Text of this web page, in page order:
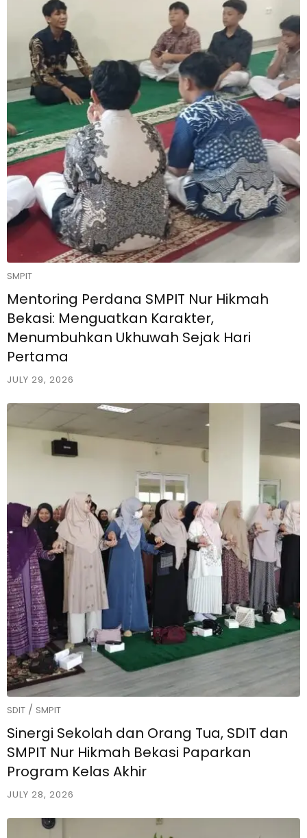
SMPIT
Mentoring Perdana SMPIT Nur Hikmah
Bekasi: Menguatkan Karakter,
Menumbuhkan Ukhuwah Sejak Hari
Pertama
JULY 29, 2026
SDIT / SMPIT
Sinergi Sekolah dan Orang Tua, SDIT dan
SMPIT Nur Hikmah Bekasi Paparkan
Program Kelas Akhir
JULY 28, 2026